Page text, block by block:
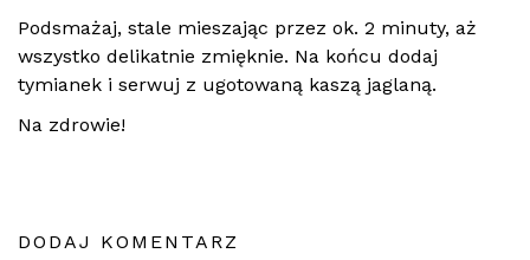
Podsmażaj, stale mieszając przez ok. 2 minuty, aż
wszystko delikatnie zmięknie. Na końcu dodaj
tymianek i serwuj z ugotowaną kaszą jaglaną.
Na zdrowie!
DODAJ KOMENTARZ